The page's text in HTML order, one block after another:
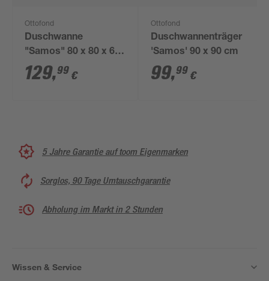
Ottofond
Duschwanne
"Samos" 80 x 80 x 6
cm
129,99 €
Ottofond
Duschwannenträger
'Samos' 90 x 90 cm
99,99 €
5 Jahre Garantie auf toom Eigenmarken
Sorglos, 90 Tage Umtauschgarantie
Abholung im Markt in 2 Stunden
Wissen & Service